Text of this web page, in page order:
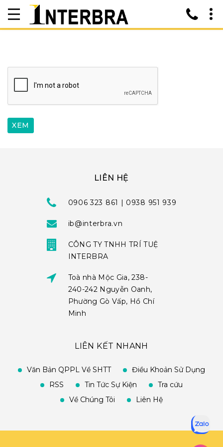
LIÊN HỆ
0906 323 861 | 0938 951 939
ib@interbra.vn
CÔNG TY TNHH TRÍ TUỆ
INTERBRA
Toà nhà Mộc Gia, 238-
240-242 Nguyễn Oanh,
Phường Gò Vấp, Hồ Chí
Minh
LIÊN KẾT NHANH
Văn Bản QPPL Về SHTT
Điều Khoản Sử Dụng
RSS
Tin Tức Sự Kiện
Tra cứu
Về Chúng Tôi
Liên Hệ